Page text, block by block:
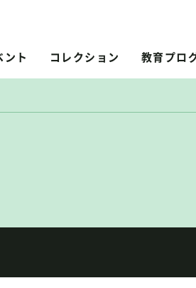
ント コレクション 教育プロ